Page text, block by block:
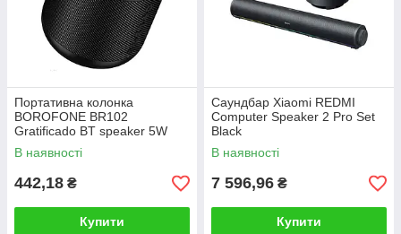
Портативна колонка
BOROFONE BR102
Gratificado BT speaker 5W
Black
В наявності
442,18 ₴
Купити
Саундбар Xiaomi REDMI
Computer Speaker 2 Pro Set
Black
В наявності
7 596,96 ₴
Купити